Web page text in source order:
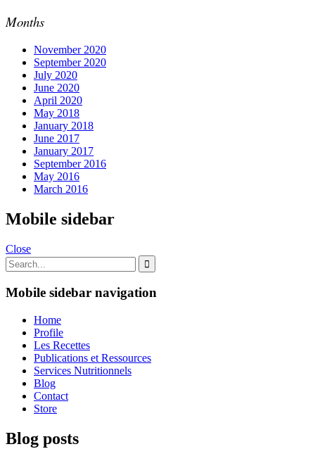
Months
November 2020
September 2020
July 2020
June 2020
April 2020
May 2018
January 2018
June 2017
January 2017
September 2016
May 2016
March 2016
Mobile sidebar
Close
Mobile sidebar navigation
Home
Profile
Les Recettes
Publications et Ressources
Services Nutritionnels
Blog
Contact
Store
Blog posts